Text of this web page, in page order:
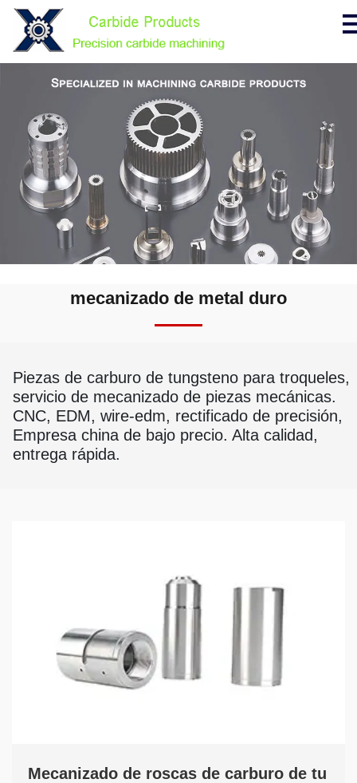
mecanizado de metal duro
Piezas de carburo de tungsteno para troqueles,
servicio de mecanizado de piezas mecánicas.
CNC, EDM, wire-edm, rectificado de precisión,
Empresa china de bajo precio. Alta calidad,
entrega rápida.
Mecanizado de roscas de carburo de tu